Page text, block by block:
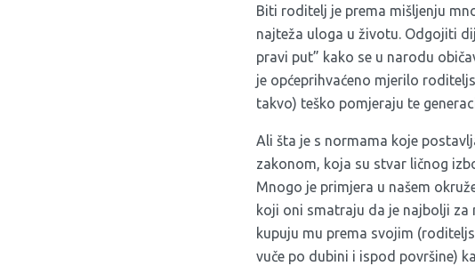
Biti roditelj je prema mišljenju
najteža uloga u životu. Odgojiti
pravi put” kako se u narodu
je općeprihvaćeno mjerilo
takvo) teško pomjeraju te
Ali šta je s normama koje
zakonom, koja su stvar ličnog
Mnogo je primjera u našem
koji oni smatraju da je najbolji
kupuju mu prema svojim
vuče po dubini i ispod površine)